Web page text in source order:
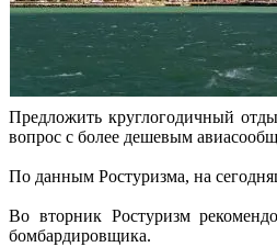
Предложить круглогодичный
вопрос с более дешевым
По данным Ростуризма, на
Во вторник Ростуризм
бомбардировщика.